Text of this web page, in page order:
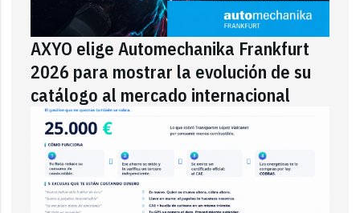
AXYO elige Automechanika Frankfurt
2026 para mostrar la evolución de su
catálogo al mercado internacional